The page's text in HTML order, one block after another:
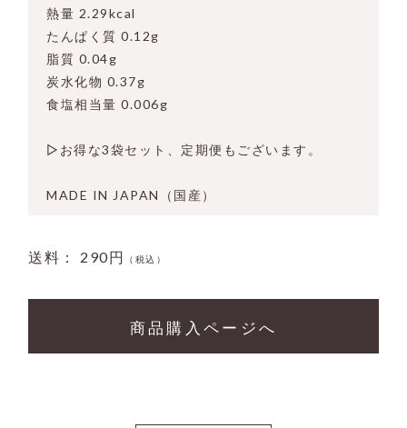
熱量 2.29kcal
たんぱく質 0.12g
脂質 0.04g
炭水化物 0.37g
食塩相当量 0.006g
▷お得な3袋セット、定期便もございます。
MADE IN JAPAN（国産）
送料： 290円 （税込）
商品購入ページへ